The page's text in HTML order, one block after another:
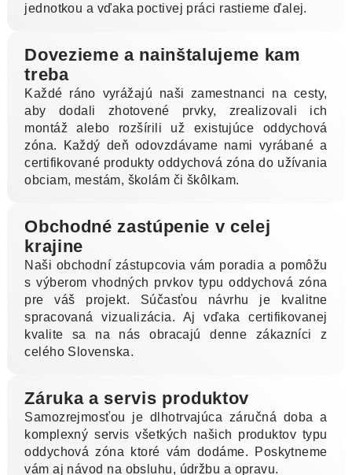
jednotkou a vďaka poctivej práci rastieme ďalej.
Dovezieme a nainštalujeme kam
treba
Každé ráno vyrážajú naši zamestnanci na cesty,
aby dodali zhotovené prvky, zrealizovali ich
montáž alebo rozšírili už existujúce oddychová
zóna. Každý deň odovzdávame nami vyrábané a
certifikované produkty oddychová zóna do užívania
obciam, mestám, školám či škôlkam.
Obchodné zastúpenie v celej
krajine
Naši obchodní zástupcovia vám poradia a pomôžu
s výberom vhodných prvkov typu oddychová zóna
pre váš projekt. Súčasťou návrhu je kvalitne
spracovaná vizualizácia. Aj vďaka certifikovanej
kvalite sa na nás obracajú denne zákazníci z
celého Slovenska.
Záruka a servis produktov
Samozrejmosťou je dlhotrvajúca záručná doba a
komplexný servis všetkých našich produktov typu
oddychová zóna ktoré vám dodáme. Poskytneme
vám aj návod na obsluhu, údržbu a opravu.